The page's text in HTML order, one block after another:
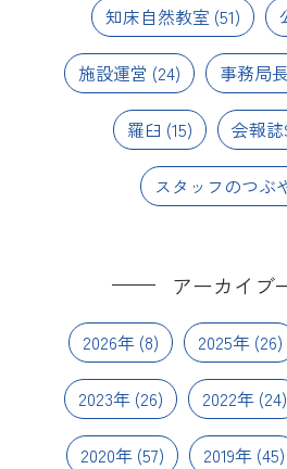
知床自然教室 (51)
施設運営 (24) 事務局
羅臼 (15) 会報誌
スタッフのつぶ
アーカイブ
2026年(8) 2025年(26)
2023年 (26) 2022年 (24)
2020年 (57) 2019年 (45)